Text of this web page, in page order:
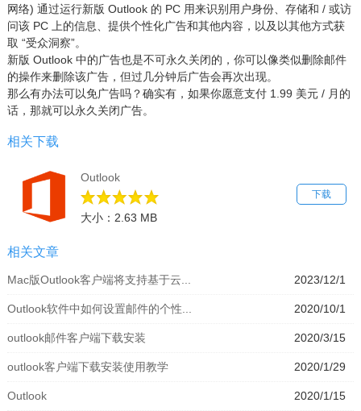
网络) 通过运行新版 Outlook 的 PC 用来识别用户身份、存储和 / 或访
问该 PC 上的信息、提供个性化广告和其他内容，以及以其他方式获
取 “受众洞察”。
新版 Outlook 中的广告也是不可永久关闭的，你可以像类似删除邮件
的操作来删除该广告，但过几分钟后广告会再次出现。
那么有办法可以免广告吗？确实有，如果你愿意支付 1.99 美元 / 月的
话，那就可以永久关闭广告。
相关下载
下载
Outlook
大小：2.63 MB
相关文章
2023/12/1
Mac版Outlook客户端将支持基于云...
2020/10/1
Outlook软件中如何设置邮件的个性...
2020/3/15
outlook邮件客户端下载安装
2020/1/29
outlook客户端下载安装使用教学
2020/1/15
Outlook